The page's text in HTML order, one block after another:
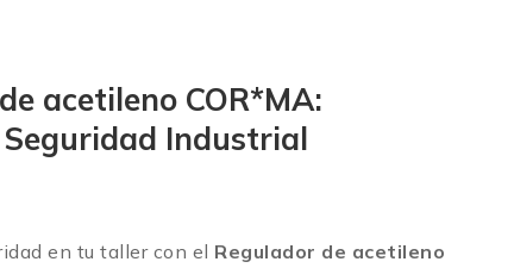
acetileno COR*MA:
Seguridad Industrial
en tu taller con el Regulador de acetileno